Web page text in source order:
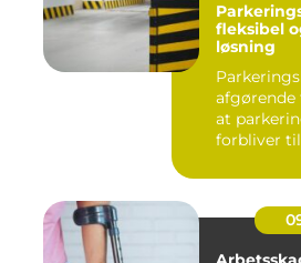
fleksibel
løsning
afgørende
at
forbliver